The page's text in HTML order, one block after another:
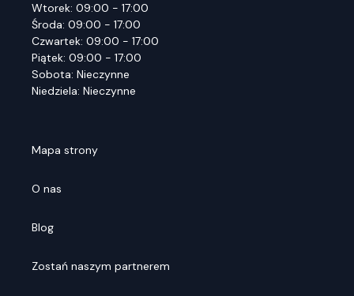
Wtorek: 09:00 - 17:00
Środa: 09:00 - 17:00
Czwartek: 09:00 - 17:00
Piątek: 09:00 - 17:00
Sobota: Nieczynne
Niedziela: Nieczynne
Mapa strony
O nas
Blog
Zostań naszym partnerem